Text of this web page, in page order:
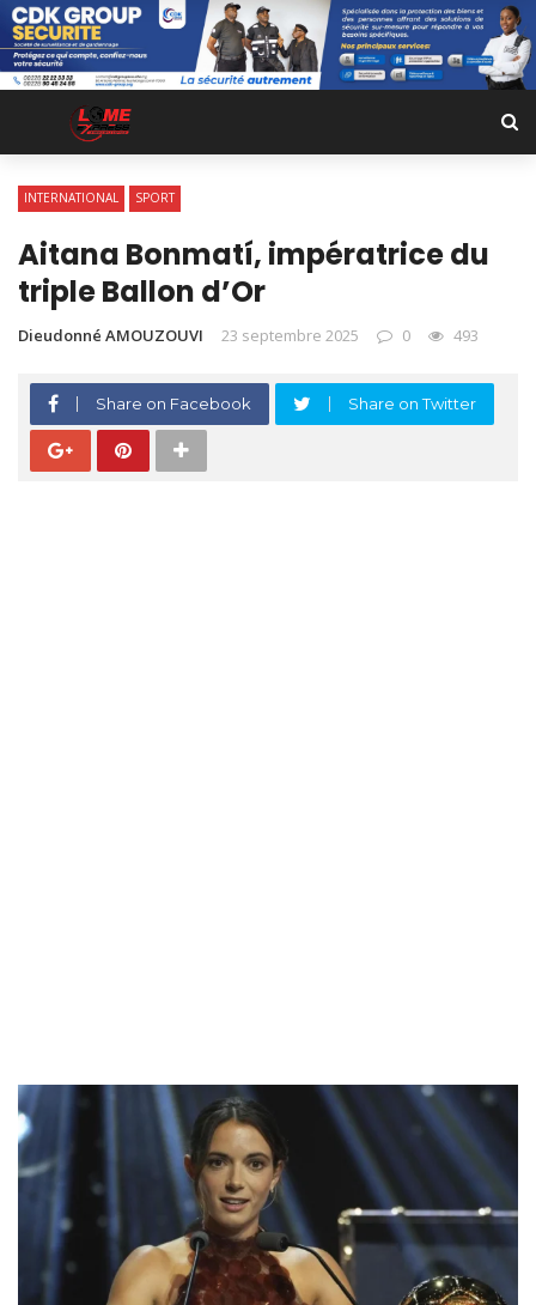
INTERNATIONAL SPORT
Aitana Bonmatí, impératrice du
triple Ballon d’Or
Dieudonné AMOUZOUVI 23 septembre 2025 0 493
Share on Facebook Share on Twitter